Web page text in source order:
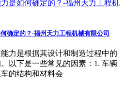
确定的？-福州天力工程机械有限公司
力是根据其设计和制造过程中的
以下是一些常见的因素：1. 车辆
的结构和材料会